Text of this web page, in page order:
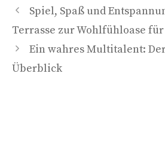
Spiel, Spaß und
Terrasse zur Wohlfühloase
Ein wahres Multitalent:
Überblick